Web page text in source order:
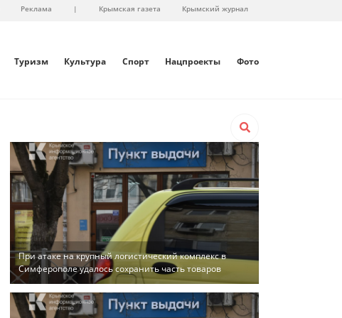
Реклама | Крымская газета Крымский журнал
Туризм Культура Спорт Нацпроекты Фото
При атаке на крупный логистический комплекс в
Симферополе удалось сохранить часть товаров